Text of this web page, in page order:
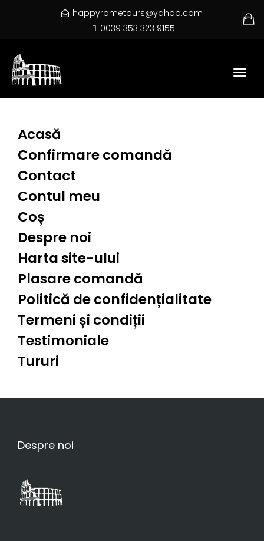
happyrometours@yahoo.com
0039 353 323 9155
Acasă
Confirmare comandă
Contact
Contul meu
Coș
Despre noi
Harta site-ului
Plasare comandă
Politică de confidențialitate
Termeni și condiții
Testimoniale
Tururi
Despre noi